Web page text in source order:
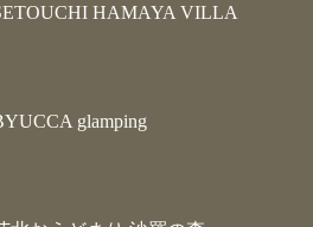
HAMAYA VILLA
glamping